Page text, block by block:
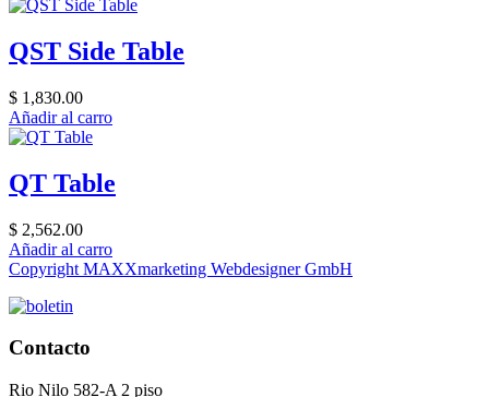
QST Side Table
$ 1,830.00
Añadir al carro
QT Table
$ 2,562.00
Añadir al carro
Copyright MAXXmarketing Webdesigner GmbH
Contacto
Rio Nilo 582-A 2 piso